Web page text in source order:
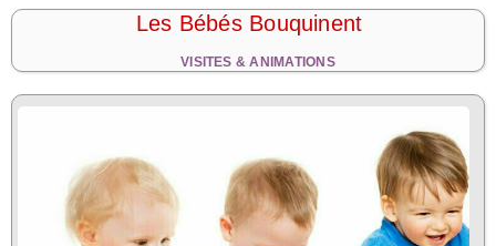
Les Bébés Bouquinent
VISITES & ANIMATIONS